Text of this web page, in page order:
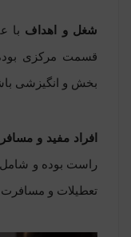
شغل و اهداف با
قسمت مرکزی
بخش و انگیزشی
افراد مفید و
راست بوده و شامل
تعطیلات و